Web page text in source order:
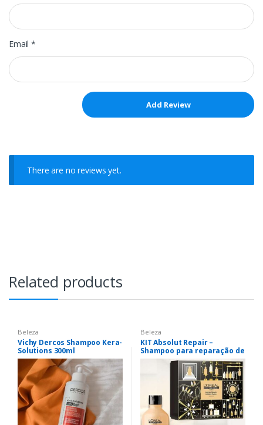
Email*
There are no reviews yet.
Related products
Beleza
Vichy Dercos Shampoo Kera-
Solutions 300ml
Beleza
KIT Absolut Repair –
Shampoo para reparação de
danos 300ml + Máscara de
tratamento reparadora
250g + Máscara Metal Detox
anti-depósito de metais
250g | L’Oréal Professionnel